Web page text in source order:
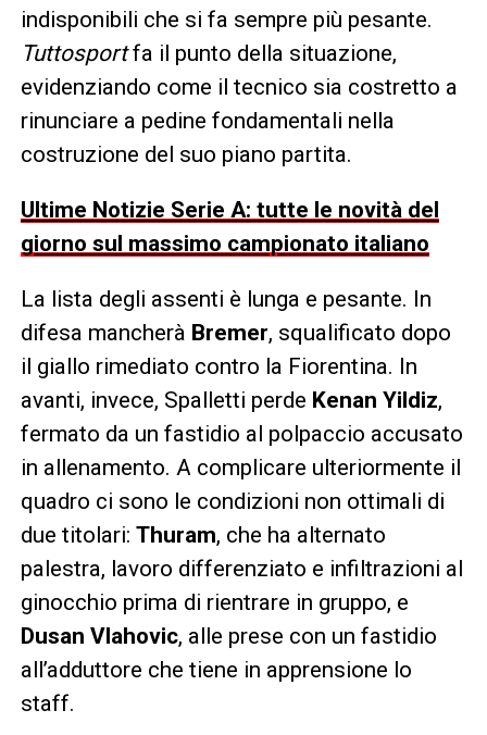
indisponibili che si fa sempre più pesante.
Tuttosportfa il punto della situazione,
evidenziando come il tecnico sia costretto a
rinunciare a pedine fondamentali nella
costruzione del suo piano partita.
Ultime Notizie Serie A: tutte le novità del
giorno sul massimo campionato italiano
La lista degli assenti è lunga e pesante. In
difesa mancherà Bremer, squalificato dopo
il giallo rimediato contro la Fiorentina. In
avanti, invece, Spalletti perde Kenan Yildiz,
fermato da un fastidio al polpaccio accusato
in allenamento. A complicare ulteriormente il
quadro ci sono le condizioni non ottimali di
due titolari: Thuram, che ha alternato
palestra, lavoro differenziato e infiltrazioni al
ginocchio prima di rientrare in gruppo, e
Dusan Vlahovic, alle prese con un fastidio
all’adduttore che tiene in apprensione lo
staff.